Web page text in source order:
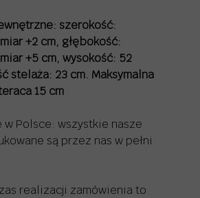
szerokość:
+2 cm, głębokość:
+5 cm, wysokość: 52
stelaża: 23 cm. Maksymalna
15 cm
Polsce: wszystkie nasze
są przez nas w pełni
realizacji zamówienia to